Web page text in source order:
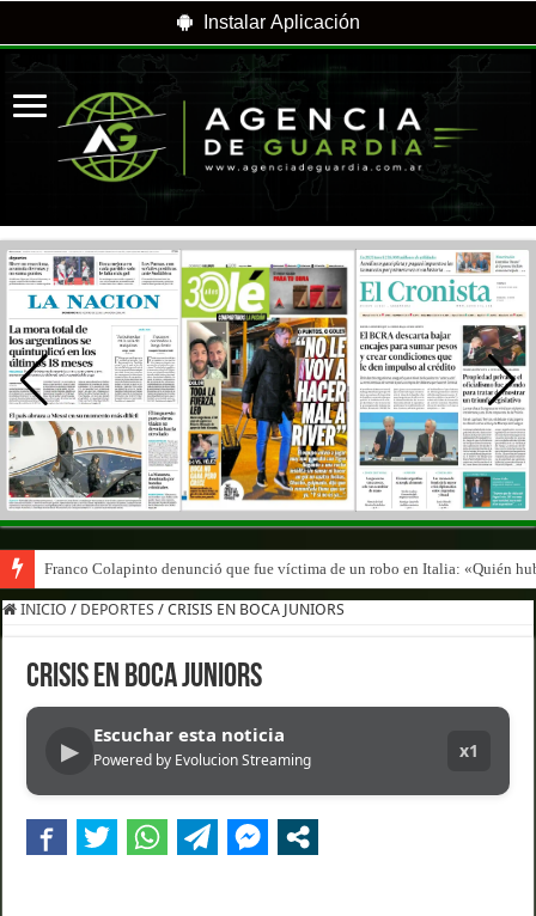
Instalar Aplicación
Franco Colapinto denunció que fue víctima de un robo en Italia: «Quién
INICIO / DEPORTES / CRISIS EN BOCA JUNIORS
CRISIS EN BOCA JUNIORS
▶
Escuchar esta noticia
Powered by Evolucion Streaming x1